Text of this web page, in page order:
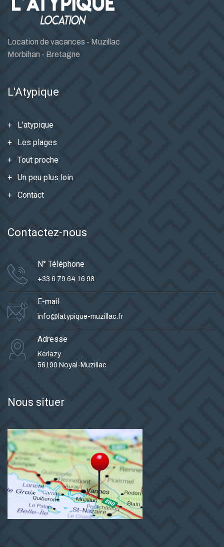
Location de vacances - Muzillac
Morbihan - Bretagne
L'Atypique
L'atypique
Les plages
Tout proche
Un peu plus loin
Contact
Contactez-nous
N° Téléphone
+33 6 79 64 16 98
E-mail
info@latypique-muzillac.fr
Adresse
Kerlazy
56190 Noyal-Muzillac
Nous situer